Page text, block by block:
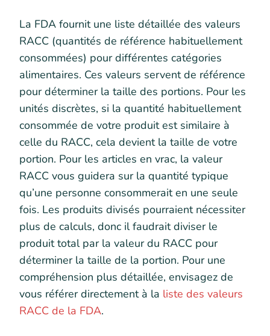
La FDA fournit une liste détaillée des valeurs
RACC (quantités de référence habituellement
consommées) pour différentes catégories
alimentaires. Ces valeurs servent de référence
pour déterminer la taille des portions. Pour les
unités discrètes, si la quantité habituellement
consommée de votre produit est similaire à
celle du RACC, cela devient la taille de votre
portion. Pour les articles en vrac, la valeur
RACC vous guidera sur la quantité typique
qu’une personne consommerait en une seule
fois. Les produits divisés pourraient nécessiter
plus de calculs, donc il faudrait diviser le
produit total par la valeur du RACC pour
déterminer la taille de la portion. Pour une
compréhension plus détaillée, envisagez de
vous référer directement à la liste des valeurs
RACC de la FDA.